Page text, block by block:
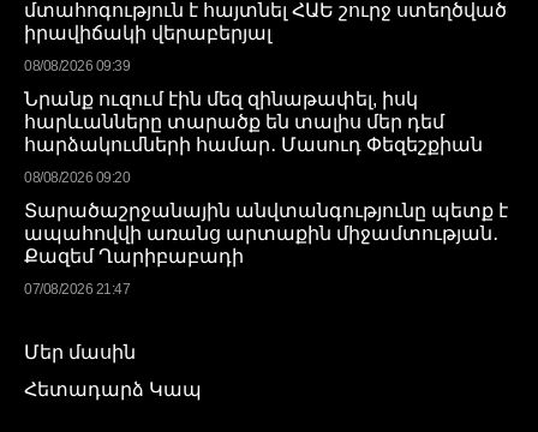
մտահոգություն է հայտնել ՀԱԵ շուրջ ստեղծված
իրավիճակի վերաբերյալ
08/08/2026 09:39
Նրանք ուզում էին մեզ զինաթափել, իսկ
հարևանները տարածք են տալիս մեր դեմ
հարձակումների համար․ Մասուդ Փեզեշքիան
08/08/2026 09:20
Տարածաշրջանային անվտանգությունը պետք է
ապահովվի առանց արտաքին միջամտության․
Քազեմ Ղարիբաբադի
07/08/2026 21:47
Մեր մասին
Հետադարձ Կապ